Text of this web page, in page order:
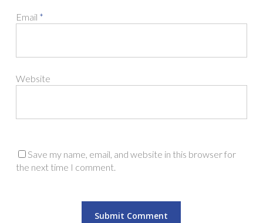
Email *
Website
Save my name, email, and website in this browser for
the next time I comment.